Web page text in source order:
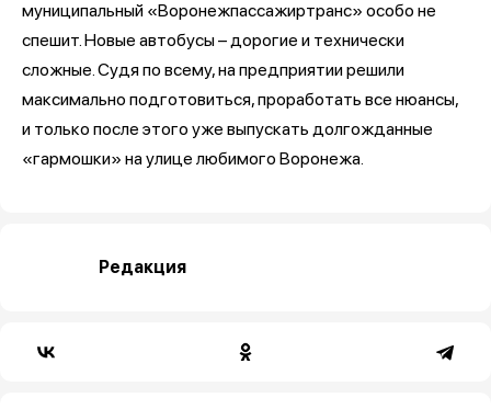
муниципальный «Воронежпассажиртранс» особо не
спешит. Новые автобусы – дорогие и технически
сложные. Судя по всему, на предприятии решили
максимально подготовиться, проработать все нюансы,
и только после этого уже выпускать долгожданные
«гармошки» на улице любимого Воронежа.
Редакция